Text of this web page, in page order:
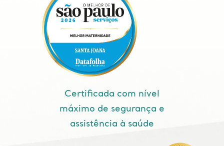
Certificada com nível
máximo de segurança e
assistência à saúde